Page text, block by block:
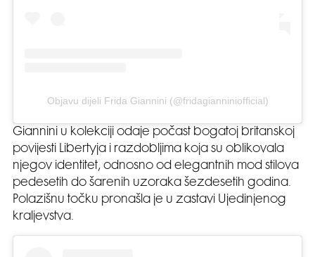
Objavu dijeli Frida Giannini (@fridagianniniofficial)
Giannini u kolekciji odaje počast bogatoj britanskoj
povijesti Libertyja i razdobljima koja su oblikovala
njegov identitet, odnosno od elegantnih mod stilova
pedesetih do šarenih uzoraka šezdesetih godina.
Polazišnu točku pronašla je u zastavi Ujedinjenog
kraljevstva.